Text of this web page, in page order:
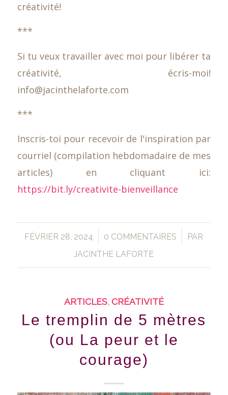
créativité!
***
Si tu veux travailler avec moi pour libérer ta
créativité, écris-moi!
info@jacinthelaforte.com
***
Inscris-toi pour recevoir de l'inspiration par
courriel (compilation hebdomadaire de mes
articles) en cliquant ici:
https://bit.ly/creativite-bienveillance
FÉVRIER 28, 2024
/ 0 COMMENTAIRES
/
PAR
JACINTHE LAFORTE
ARTICLES,CRÉATIVITÉ
Le tremplin de 5 mètres
(ou La peur et le
courage)